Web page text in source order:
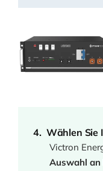
Wählen Sie
Victron
Auswahl